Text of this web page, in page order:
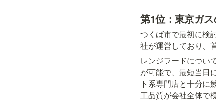
第1位：東京ガ
つくば市で最初に検
社が運営しており、
レンジフードについ
が可能で、最短当日
ト系専門店と十分
工品質が会社全体で